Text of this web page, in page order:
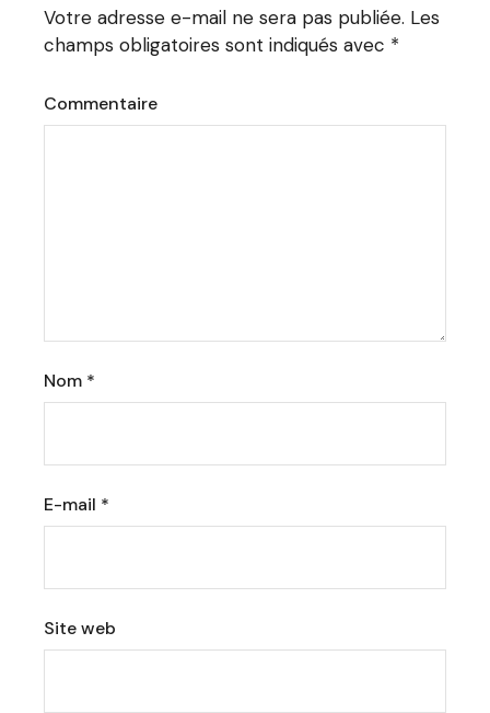
Votre adresse e-mail ne sera pas publiée. Les
champs obligatoires sont indiqués avec *
Commentaire
Nom *
E-mail *
Site web